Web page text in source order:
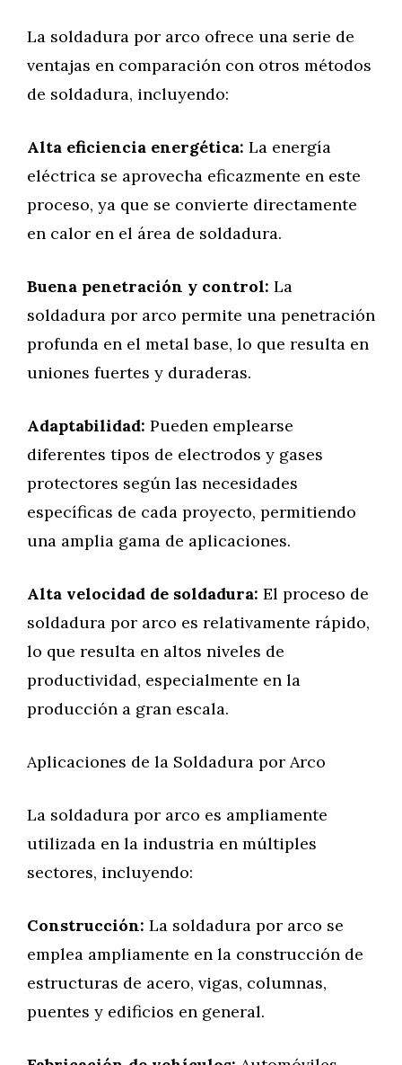
La soldadura por arco ofrece una serie de
ventajas en comparación con otros métodos
de soldadura, incluyendo:
Alta eficiencia energética: La energía
eléctrica se aprovecha eficazmente en este
proceso, ya que se convierte directamente
en calor en el área de soldadura.
Buena penetración y control: La
soldadura por arco permite una penetración
profunda en el metal base, lo que resulta en
uniones fuertes y duraderas.
Adaptabilidad: Pueden emplearse
diferentes tipos de electrodos y gases
protectores según las necesidades
específicas de cada proyecto, permitiendo
una amplia gama de aplicaciones.
Alta velocidad de soldadura: El proceso de
soldadura por arco es relativamente rápido,
lo que resulta en altos niveles de
productividad, especialmente en la
producción a gran escala.
Aplicaciones de la Soldadura por Arco
La soldadura por arco es ampliamente
utilizada en la industria en múltiples
sectores, incluyendo:
Construcción: La soldadura por arco se
emplea ampliamente en la construcción de
estructuras de acero, vigas, columnas,
puentes y edificios en general.